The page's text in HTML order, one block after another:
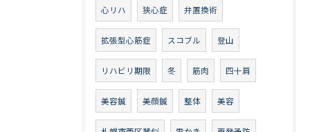
心リハ 狭心症 弁置換術
拡張型心筋症 スコブル 登山
リハビリ期限 冬 筋肉 四十肩
美容鍼 美顔鍼 整体 美容